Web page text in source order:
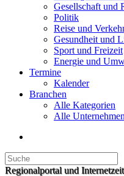
Gesellschaft und
Politik
Reise und
Gesundheit und
Sport und Freizeit
Energie und
Termine
Kalender
Branchen
Alle Kategorien
Alle Unternehmen
Regionalportal und